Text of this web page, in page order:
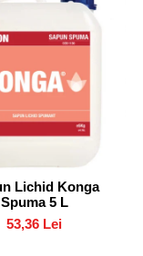
Lichid Konga
Spuma 5 L
53,36 Lei